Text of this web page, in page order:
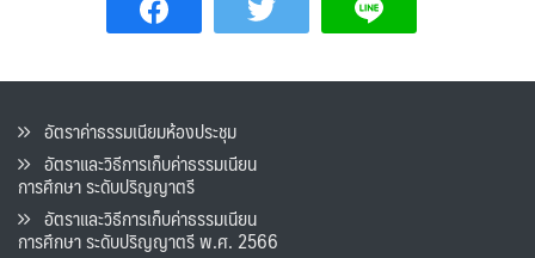
อัตราค่าธรรมเนียมห้องประชุม
อัตราและวิธีการเก็บค่าธรรมเนียน
การศึกษา ระดับปริญญาตรี
อัตราและวิธีการเก็บค่าธรรมเนียน
การศึกษา ระดับปริญญาตรี พ.ศ. 2566